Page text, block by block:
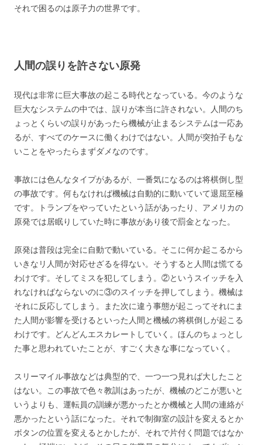
それで困るのは原子力の世界です。
人間の誤りを許さない原発
現代は非常に巨大事故の起こる時代となっている。今のような
巨大なシステムの中では、誤りが本当に許されない。人間のち
ょっとくらいの誤りがあったら機械が止まるシステムは一応あ
るが、すべてのケースに働くわけではない。人間が突拍子もな
いことをやったらまずダメなのです。
事故には色んなタイプがあるが、一番気になるのは将棋倒し型
の事故です。何もなければ機械は自動的に動いていて退屈至極
です。トランプをやっていたという話があったり、アメリカの
原発では居眠りしていた時に事故があり後で罰金となった。
原発は普段は完全に自動で動いている。そこに何か起こるから
いきなリ人間が対応せざるを得ない。そうすると人間は慌てる
わけです。そしてミスを犯してしまう。②というスイッチを入
れなければならないのに③のスイッチを押してしまう。機械は
それに反応してしまう。また次に違う事態が起こってそれにま
た人間が影響を受けるといった人間と機械の将棋倒しが起こる
わけです。どんどんエスカレートしていく。ほんのちょっとし
た事と思われていたことが、すごく大きな事になっていく。
スリーマイル事故などは典型的で、一つ一つ見れば大したこと
はない。この事故で色々教訓はあったが、機械のどこが悪いと
いうよりも、運転員の訓練が悪かったとか機械と人間の連絡が
悪かったという話になった。それで制御室の設計を変えるとか
ボタンの位置を変えるとかしたが、それで片付く問題ではなか